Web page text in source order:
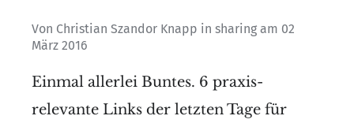
Von Christian Szandor Knapp in sharing am 02
März 2016
Einmal allerlei Buntes. 6 praxis-
relevante Links der letzten Tage für